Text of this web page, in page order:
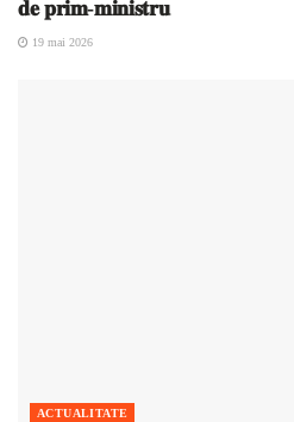
𝐝𝐞 𝐩𝐫𝐢𝐦-𝐦𝐢𝐧𝐢𝐬𝐭𝐫𝐮
19 mai 2026
ACTUALITATE